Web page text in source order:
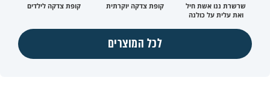
שרשרת ננו אשת חיל
ואת עלית על כולנה
קופת צדקה יוקרתית קופת צדקה לילדים
לכל המוצרים